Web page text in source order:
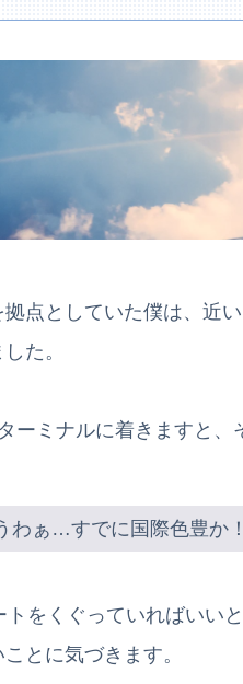
拠点としていた僕は、近
た。
ーミナルに着きますと、
わぁ…すでに国際色豊か
トをくぐっていればいい
とに気づきます。